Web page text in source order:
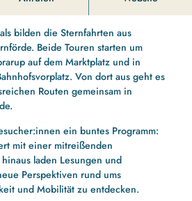
bilden die Sternfahrten aus
Beide Touren starten um
auf dem Marktplatz und in
Von dort aus geht es
Routen gemeinsam in
ein buntes Programm:
mit einer mitreißenden
laden Lesungen und
Perspektiven rund ums
und Mobilität zu entdecken.